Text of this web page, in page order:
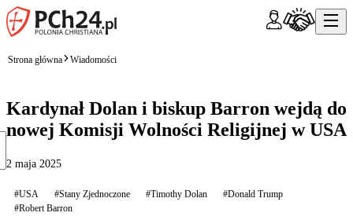
Strona główna Wiadomości
Kardynał Dolan i biskup Barron wejdą do
nowej Komisji Wolności Religijnej w USA
2 maja 2025
#USA #Stany Zjednoczone #Timothy Dolan
#Donald Trump
#Robert Barron